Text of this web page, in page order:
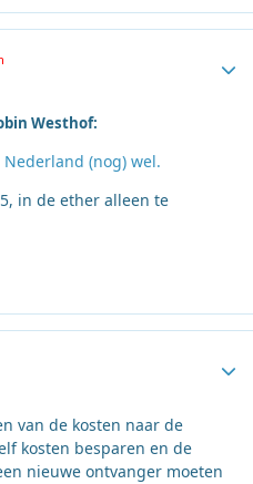
Westhof:
(nog) wel.
in de ether alleen te
van de kosten naar de
kosten besparen en de
nieuwe ontvanger moeten